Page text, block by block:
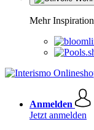
Mehr Inspiration
Anmelden
Jetzt anmelden